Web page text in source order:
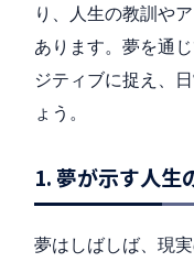
り、人生の教訓や
あります。夢を通
ジティブに捉え、
ょう。
1. 夢が示す人生
夢はしばしば、現